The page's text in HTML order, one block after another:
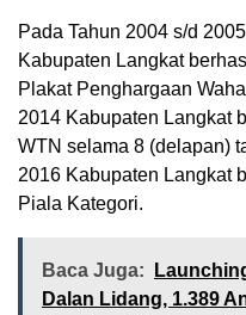
Pada Tahun 2004 s/d
Kabupaten Langkat
Plakat Penghargaan
2014 Kabupaten Langkat
WTN selama 8 (delapan)
2016 Kabupaten Langkat
Piala Kategori.
Baca Juga:
Dalan Lidang, 1.389